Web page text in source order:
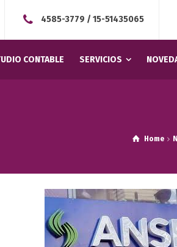
4585-3779 /15-51435065
CONTABLE SERVICIOS
Home